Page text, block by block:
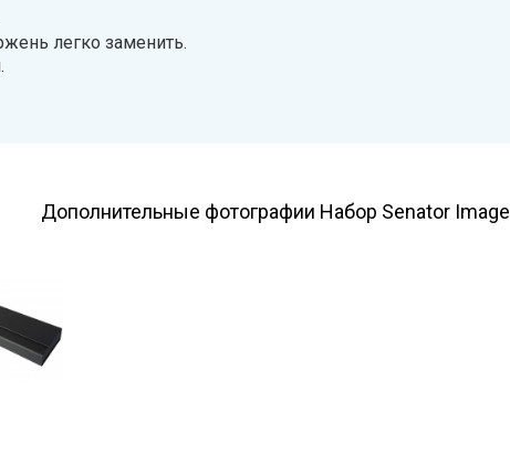
легко заменить.
Дополнительные фотографии Набор Senator Image